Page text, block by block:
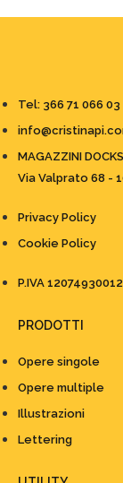
Tel: 366 71 066 03
MAGAZZINI
Via Valprato 68 -
Privacy Policy
Cookie Policy
P.IVA 12074930012
PRODOTTI
Opere singole
Opere multiple
Illustrazioni
Lettering